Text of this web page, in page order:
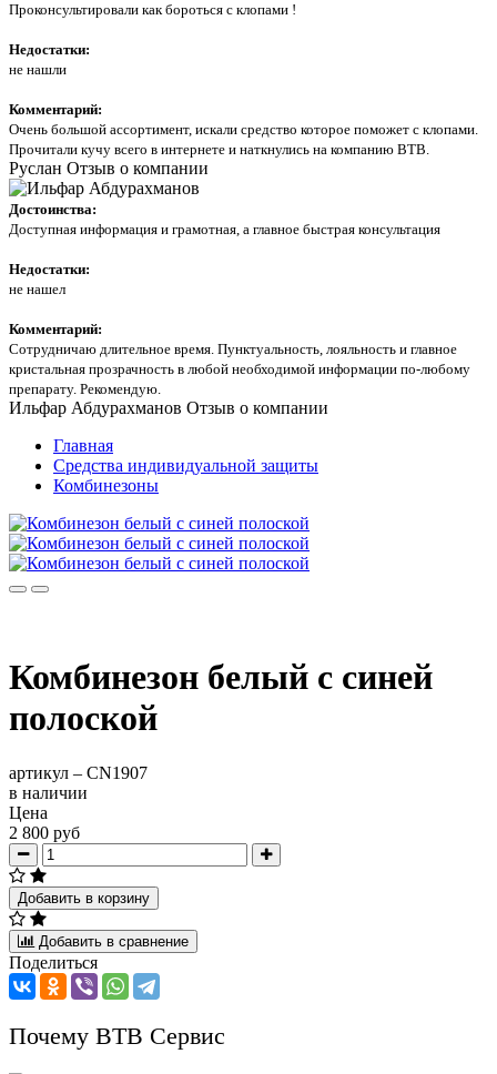
Проконсультировали как бороться с клопами !
Недостатки:
не нашли
Комментарий:
Очень большой ассортимент, искали средство которое поможет с клопами.
Прочитали кучу всего в интернете и наткнулись на компанию ВТВ.
Руслан Отзыв о компании
Достоинства:
Доступная информация и грамотная, а главное быстрая консультация
Недостатки:
не нашел
Комментарий:
Сотрудничаю длительное время. Пунктуальность, лояльность и главное
кристальная прозрачность в любой необходимой информации по-любому
препарату. Рекомендую.
Ильфар Абдурахманов Отзыв о компании
Главная
Средства индивидуальной защиты
Комбинезоны
Комбинезон белый с синей
полоской
артикул – CN1907
в наличии
Цена
2 800 руб
Добавить в корзину
Добавить в сравнение
Поделиться
Почему ВТВ Сервис